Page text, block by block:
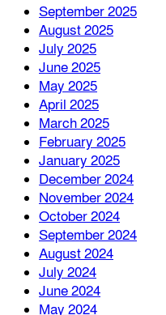
September 2025
August 2025
July 2025
June 2025
May 2025
April 2025
March 2025
February 2025
January 2025
December 2024
November 2024
October 2024
September 2024
August 2024
July 2024
June 2024
May 2024